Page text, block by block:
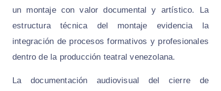
un montaje con valor documental y artístico. La
estructura técnica del montaje evidencia la
integración de procesos formativos y profesionales
dentro de la producción teatral venezolana.
La documentación audiovisual del cierre de